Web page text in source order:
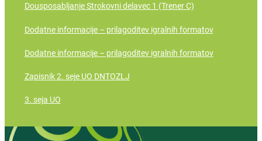
Dousposabljanje Strokovni delavec 1 (Trener C)
Dodatne informacije – prilagoditev igralnih formatov
Dodatne informacije – prilagoditev igralnih formatov
Zapisnik 2. seje UO DNTOZLJ
3. seja UO